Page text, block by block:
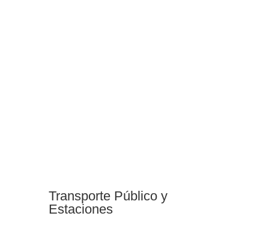
Transporte Público y
Estaciones